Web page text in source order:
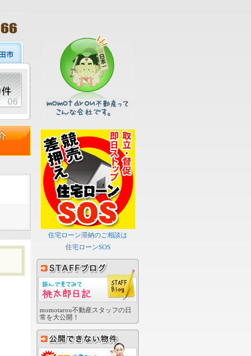
住宅ローン滞納のご相談は
住宅ローンSOS
momotarou不動産スタッフの日
常を大公開！